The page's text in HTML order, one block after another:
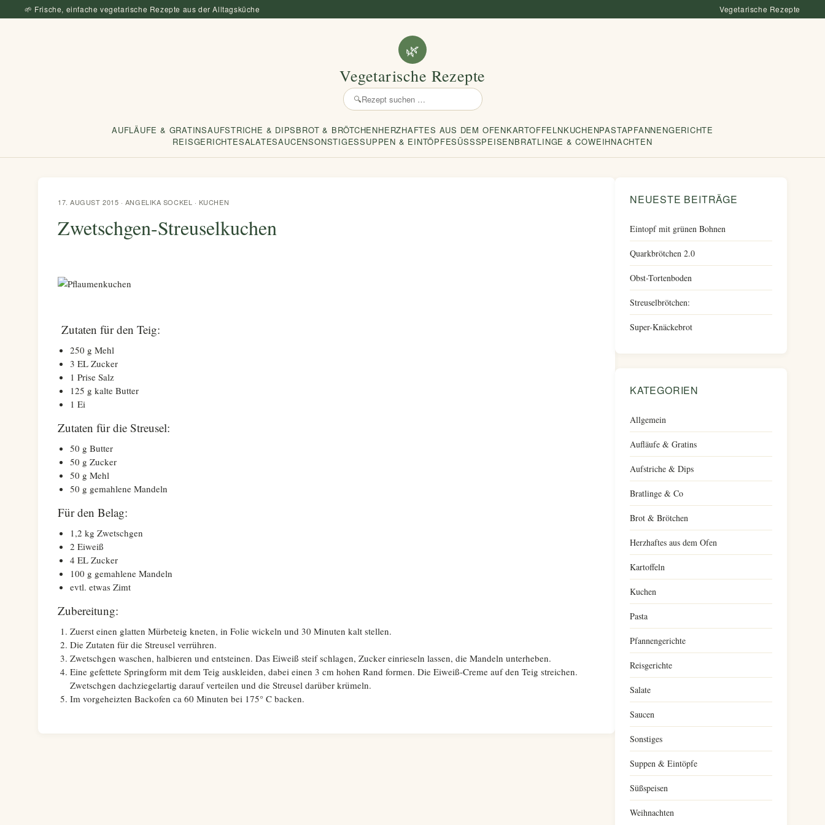
🌱 Frische, einfache vegetarische Rezepte aus der Alltagsküche Vegetarische Rezepte
🌿
Vegetarische Rezepte
🔍
Rezept
AUFLÄUFE & GRATINSAUFSTRICHE & DIPSBROT & BRÖTCHENHERZHAFTES AUS DEM OFENKARTOFFELNKUCHENPASTAPFANNENGERICHTE
REISGERICHTESALATESAUCENSONSTIGESSUPPEN & EINTÖPFESÜSSSPEISEN BRATLINGE & COWEIHNACHTEN
17. AUGUST 2015 · ANGELIKA SOCKEL · KUCHEN
Zwetschgen-Streuselkuchen
Zutaten für den Teig:
250 g Mehl
3 EL Zucker
1 Prise Salz
125 g kalte Butter
1 Ei
Zutaten für die Streusel:
50 g Butter
50 g Zucker
50 g Mehl
50 g gemahlene Mandeln
Für den Belag:
1,2 kg Zwetschgen
2 Eiweiß
4 EL Zucker
100 g gemahlene Mandeln
evtl. etwas Zimt
Zubereitung:
Zuerst einen glatten Mürbeteig kneten, in Folie wickeln und 30 Minuten kalt stellen.
Die Zutaten für die Streusel verrühren.
Zwetschgen waschen, halbieren und entsteinen. Das Eiweiß steif schlagen, Zucker einrieseln lassen, die Mandeln unterheben.
Eine gefettete Springform mit dem Teig auskleiden, dabei einen 3 cm hohen Rand formen. Die Eiweiß-Creme auf den Teig streichen.
Zwetschgen dachziegelartig darauf verteilen und die Streusel darüber krümeln.
Im vorgeheizten Backofen ca 60 Minuten bei 175° C backen.
NEUESTE BEITRÄGE
Eintopf mit grünen Bohnen
Quarkbrötchen 2.0
Obst-Tortenboden
Streuselbrötchen:
Super-Knäckebrot
KATEGORIEN
Allgemein
Aufläufe & Gratins
Aufstriche & Dips
Bratlinge & Co
Brot & Brötchen
Herzhaftes aus dem Ofen
Kartoffeln
Kuchen
Pasta
Pfannengerichte
Reisgerichte
Salate
Saucen
Sonstiges
Suppen & Eintöpfe
Süßspeisen
Weihnachten